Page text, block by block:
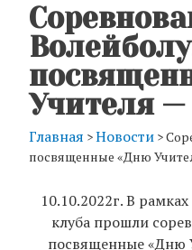
Учителя —
Главная >Новости >
посвященные «Дню
10.10.2022г. В
клуба прошли
посвященные «Дню